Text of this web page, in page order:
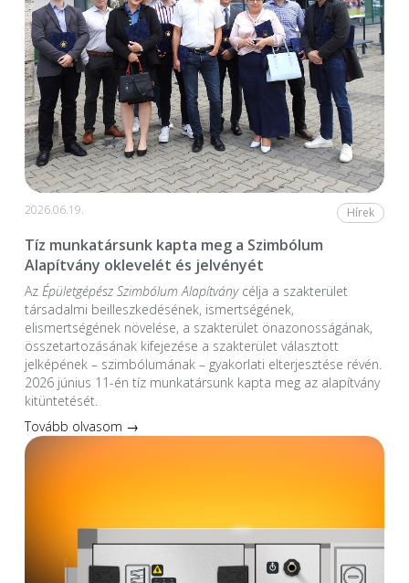
2026.06.19. Hírek
Tíz munkatársunk kapta meg a Szimbólum
Alapítvány oklevelét és jelvényét
Az Épületgépész Szimbólum Alapítványcélja a szakterület
társadalmi beilleszkedésének, ismertségének,
elismertségének növelése, a szakterület önazonosságának,
összetartozásának kifejezése a szakterület választott
jelképének – szimbólumának – gyakorlati elterjesztése révén.
2026 június 11-én tíz munkatársunk kapta meg az alapítvány
kitüntetését.
Tovább olvasom →